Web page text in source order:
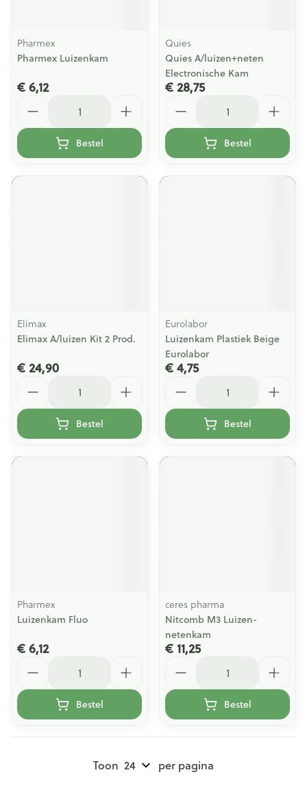
Pharmex
Pharmex Luizenkam
€ 6,12
Bestel
Quies
Quies A/luizen+neten
Electronische Kam
€ 28,75
Bestel
Elimax
Elimax A/luizen Kit 2 Prod.
€ 24,90
Bestel
Eurolabor
Luizenkam Plastiek Beige
Eurolabor
€ 4,75
Bestel
Pharmex
Luizenkam Fluo
€ 6,12
Bestel
ceres pharma
Nitcomb M3 Luizen-
netenkam
€ 11,25
Bestel
Toon per pagina